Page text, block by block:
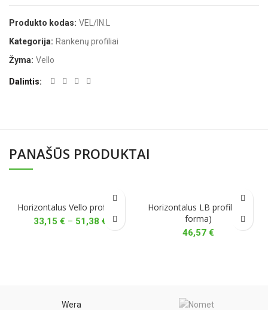
Produkto kodas: VEL/IN.L
Kategorija: Rankenų profiliai
Žyma: Vello
Dalintis
PANAŠŪS PRODUKTAI
Horizontalus Vello profilis L
33,15 € – 51,38 € Price
Horizontalus LB profilis (C
forma)
46,57 €
Wera